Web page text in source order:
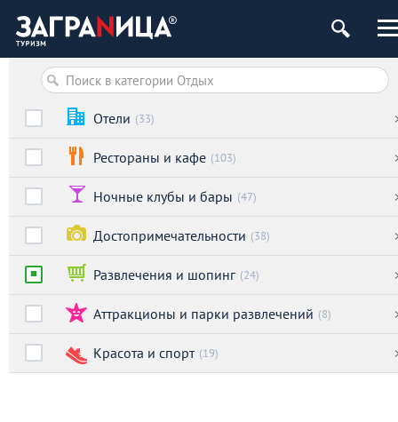
Отели (33)
Рестораны и кафе (103)
Ночные клубы и бары (47)
Достопримечательности (38)
Развлечения и шопинг (24)
Аттракционы и парки развлечений (8)
Красота и спорт (19)